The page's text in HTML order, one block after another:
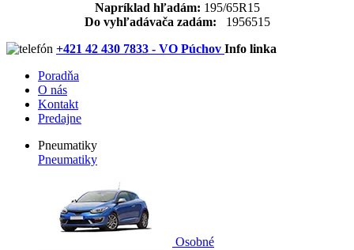
Napríklad hľadám: 195/65R15
Do vyhľadávača zadám: 1956515
+421 42 430 7833 - VO Púchov Info linka
Poradňa
O nás
Kontakt
Predajne
Pneumatiky
Pneumatiky
Osobné